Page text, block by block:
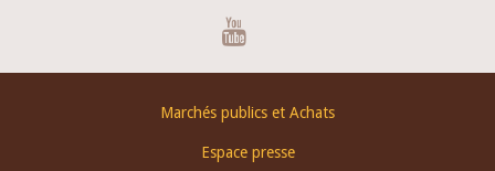
Marchés publics et Achats
Espace presse